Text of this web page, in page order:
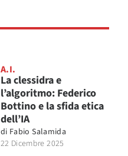
A.I.
La clessidra e
l’algoritmo: Federico
Bottino e la sfida etica
dell’IA
di Fabio Salamida
22 Dicembre 2025